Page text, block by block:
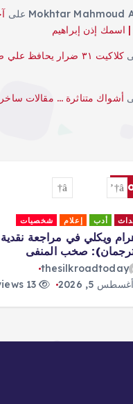
Mokhtar Mahmoud على
إذن إبراهيم
كلاكيت ٣١ ضرار
أشواك متناثرة … مقالات
أدب إعلام شخصيات
ويكلي في مراجعة نقدية
صخب المنفى
thesilkroadtoday
5, 2026
13 views